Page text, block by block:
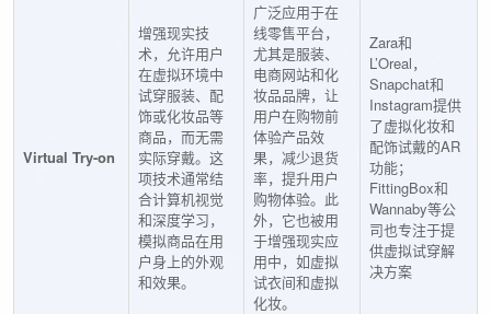
Virtual Try-on
增强现实技
术，允许用户
在虚拟环境中
试穿服装、配
饰或化妆品等
商品，而无需
实际穿戴。这
项技术通常结
合计算机视觉
和深度学习，
模拟商品在用
户身上的外观
和效果。
广泛应用于在
线零售平台，
尤其是服装、
电商网站和化
妆品品牌，让
用户在购物前
体验产品效
果，减少退货
率，提升用户
购物体验。此
外，它也被用
于增强现实应
用中，如虚拟
试衣间和虚拟
化妆。
Zara和
L’Oreal，
Snapchat和
Instagram提供
了虚拟化妆和
配饰试戴的AR
功能；
FittingBox和
Wannaby等公
司也专注于提
供虚拟试穿解
决方案